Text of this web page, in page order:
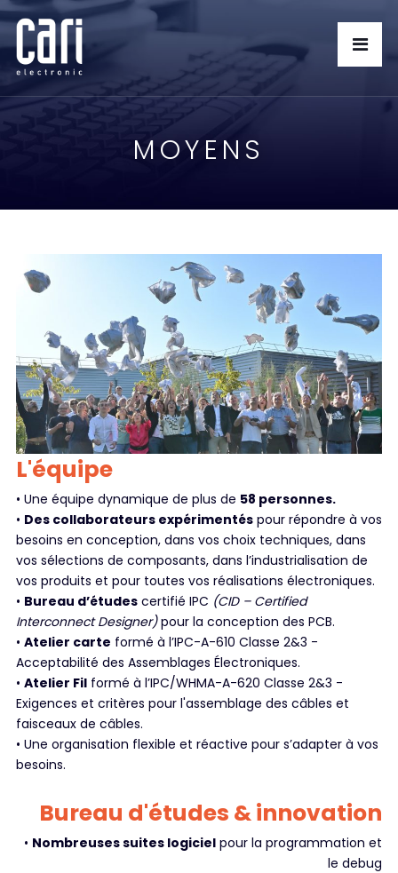
MOYENS
L'équipe
• Une équipe dynamique de plus de 58 personnes.
• Des collaborateurs expérimentéspour répondre à vos
besoins en conception, dans vos choix techniques, dans
vos sélections de composants, dans l’industrialisation de
vos produits et pour toutes vos réalisations électroniques.
• Bureau d’étudescertifié IPC (CID – Certified
Interconnect Designer)pour la conception des PCB.
• Atelier carte formé à l’IPC-A-610 Classe 2&3 -
Acceptabilité des Assemblages Électroniques.
• Atelier Filformé à l’IPC/WHMA-A-620 Classe 2&3 -
Exigences et critères pour l'assemblage des câbles et
faisceaux de câbles.
• Une organisation flexible et réactive pour s’adapter à vos
besoins.
Bureau d'études & innovation
• Nombreuses suites logiciel pour la programmation et
le debug